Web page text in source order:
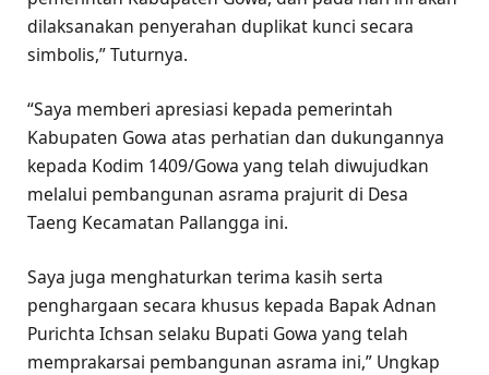
dilaksanakan penyerahan duplikat kunci secara
simbolis,” Tuturnya.
“Saya memberi apresiasi kepada pemerintah
Kabupaten Gowa atas perhatian dan dukungannya
kepada Kodim 1409/Gowa yang telah diwujudkan
melalui pembangunan asrama prajurit di Desa
Taeng Kecamatan Pallangga ini.
Saya juga menghaturkan terima kasih serta
penghargaan secara khusus kepada Bapak Adnan
Purichta Ichsan selaku Bupati Gowa yang telah
memprakarsai pembangunan asrama ini,” Ungkap